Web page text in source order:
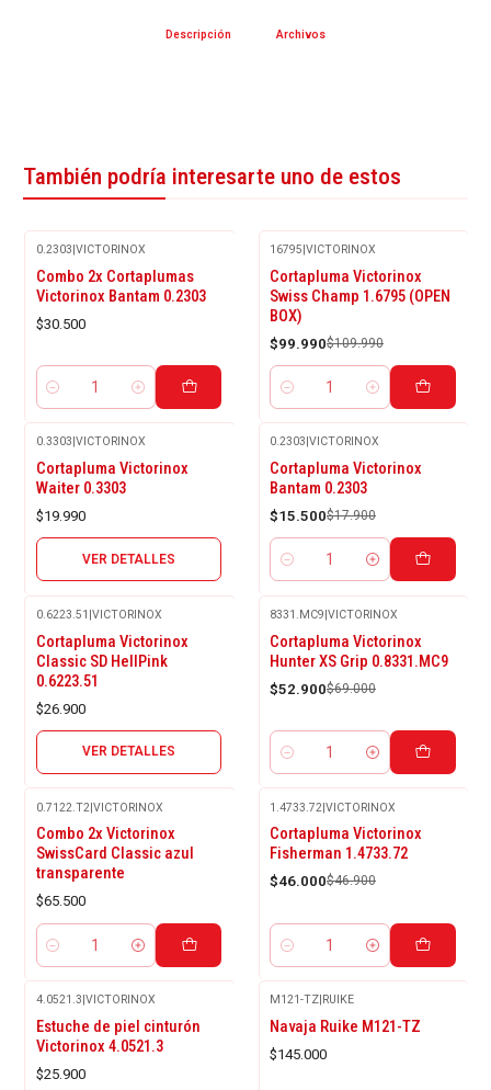
Descripción Archivos
También podría interesarte uno de estos
0.2303|VICTORINOX
Combo 2x Cortaplumas
Victorinox Bantam 0.2303
$30.500
Cantidad
-9%
OFF
16795|VICTORINOX
Cortapluma Victorinox
Swiss Champ 1.6795 (OPEN
BOX)
$99.990$109.990
Cantidad
0.3303 VICTORINOX
Cortapluma Victorinox
Waiter 0.3303
$19.990
VER DETALLES
-13%
OFF
0.2303 VICTORINOX
Cortapluma Victorinox
Bantam 0.2303
$15.500$17.900
Cantidad
0.6223.51 |VICTORINOX
Cortapluma Victorinox
Classic SD HellPink
0.6223.51
$26.900
VER DETALLES
-23%
OFF
8331.MC9|VICTORINOX
Cortapluma Victorinox
Hunter XS Grip 0.8331.MC9
$52.900$69.000
Cantidad
0.7122.T2|VICTORINOX
Combo 2x Victorinox
SwissCard Classic azul
transparente
$65.500
Cantidad
-2%
OFF
1.4733.72|VICTORINOX
Cortapluma Victorinox
Fisherman 1.4733.72
$46.000$46.900
Cantidad
4.0521.3 VICTORINOX
Estuche de piel cinturón
Victorinox 4.0521.3
$25.900
M121-TZ RUIKE
Navaja Ruike M121-TZ
$145.000